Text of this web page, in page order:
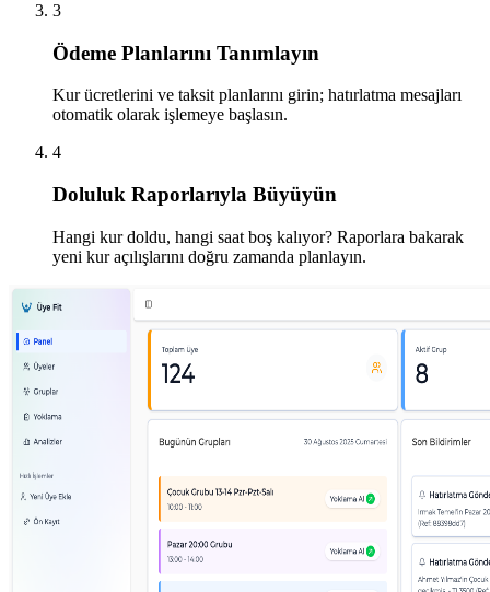
3
Ödeme Planlarını Tanımlayın
Kur ücretlerini ve taksit planlarını girin; hatırlatma mesajları
otomatik olarak işlemeye başlasın.
4
Doluluk Raporlarıyla Büyüyün
Hangi kur doldu, hangi saat boş kalıyor? Raporlara bakarak
yeni kur açılışlarını doğru zamanda planlayın.